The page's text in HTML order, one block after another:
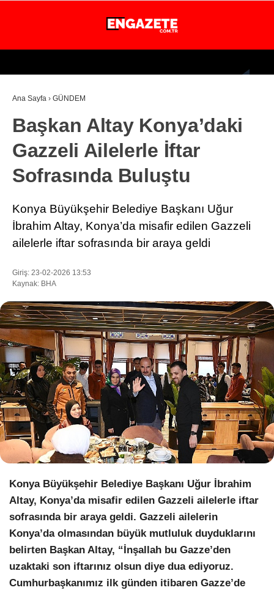
WhatsApp İhbar Hattı
Facebook
Instagram
Pinterest
Dribbble
LinkedIn
31.4
İSTANBUL
GÜNDEM
EKONOMİ
DÜNYA
MAGAZİN
SAĞLIK
TEKNOLOJİ
EĞİTİM
Ana Sayfa › GÜNDEM
Başkan Altay Konya’daki
Gazzeli Ailelerle İftar
Sofrasında Buluştu
Konya Büyükşehir Belediye Başkanı Uğur
İbrahim Altay, Konya’da misafir edilen Gazzeli
ailelerle iftar sofrasında bir araya geldi
Giriş: 23-02-2026 13:53
Kaynak: BHA
Konya Büyükşehir Belediye Başkanı Uğur İbrahim
Altay, Konya’da misafir edilen Gazzeli ailelerle iftar
sofrasında bir araya geldi. Gazzeli ailelerin
Konya’da olmasından büyük mutluluk duyduklarını
belirten Başkan Altay, “İnşallah bu Gazze’den
uzaktaki son iftarınız olsun diye dua ediyoruz.
Cumhurbaşkanımız ilk günden itibaren Gazze’de